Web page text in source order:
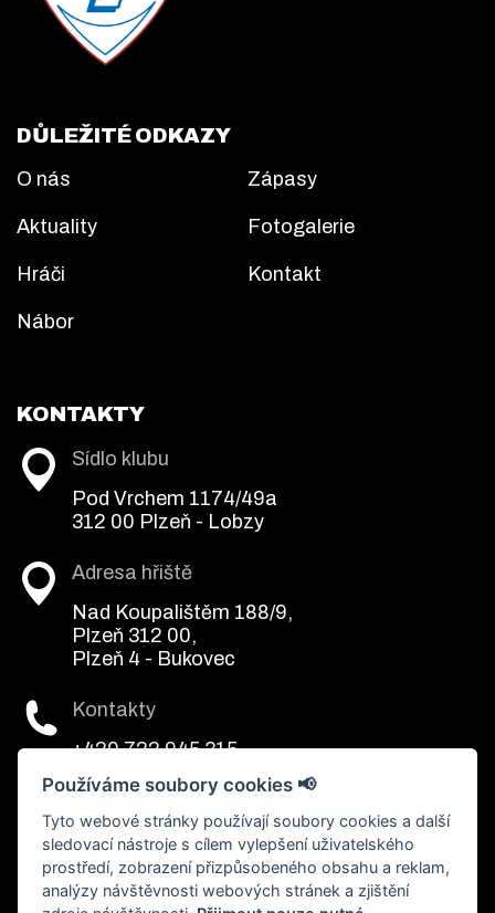
DŮLEŽITÉ ODKAZY
O nás Zápasy
Aktuality Fotogalerie
Hráči Kontakt
Nábor
KONTAKTY
Sídlo klubu
Pod Vrchem 1174/49a
312 00 Plzeň - Lobzy
Adresa hřiště
Nad Koupalištěm 188/9,
Plzeň 312 00,
Plzeň 4 - Bukovec
Kontakty
+420 722 945 315
kurfirst@pilsenpatriots.cz
Používáme soubory cookies 📢
Tyto webové stránky používají soubory cookies a další
sledovací nástroje s cílem vylepšení uživatelského
prostředí, zobrazení přizpůsobeného obsahu a reklam,
analýzy návštěvnosti webových stránek a zjištění